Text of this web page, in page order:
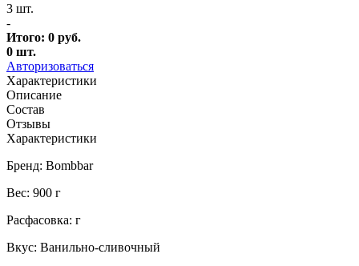
3 шт.
-
Итого: 0 руб.
0 шт.
Авторизоваться
Характеристики
Описание
Состав
Отзывы
Характеристики
Бренд: Bombbar
Вес: 900 г
Расфасовка: г
Вкус: Ванильно-сливочный